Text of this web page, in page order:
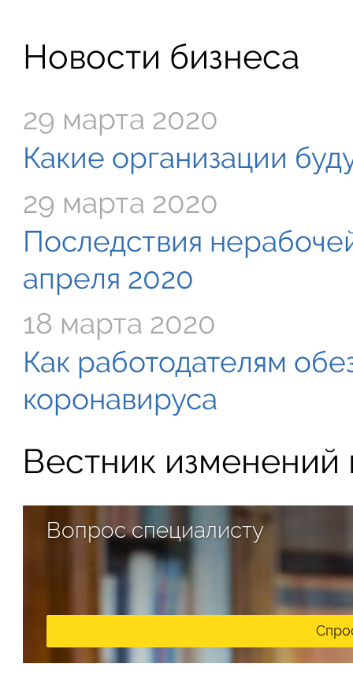
Новости бизнеса
29 марта 2020
Какие организации
29 марта 2020
Последствия
апреля 2020
18 марта 2020
Как работодателям
коронавируса
Вестник изменений
Вопрос специалисту